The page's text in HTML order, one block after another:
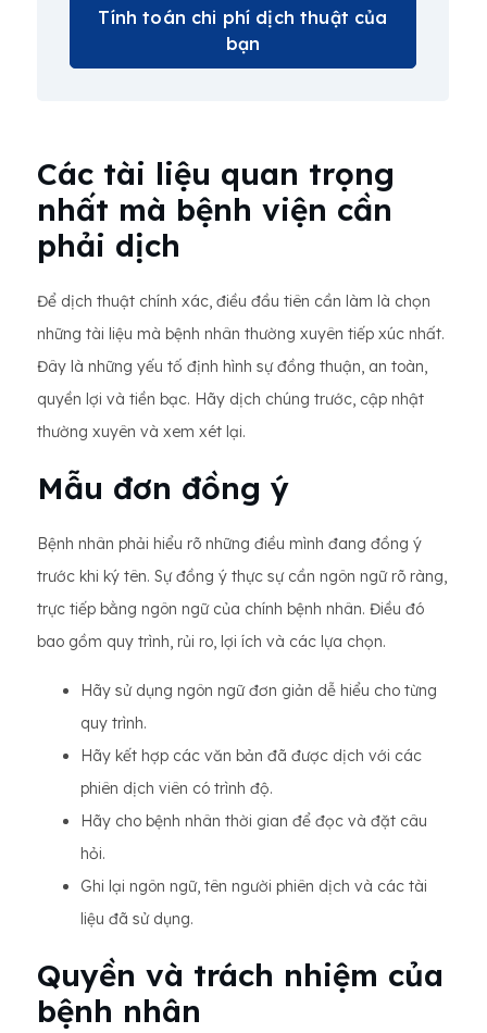
Tính toán chi phí dịch thuật của
bạn
Các tài liệu quan trọng
nhất mà bệnh viện cần
phải dịch
Để dịch thuật chính xác, điều đầu tiên cần làm là chọn
những tài liệu mà bệnh nhân thường xuyên tiếp xúc nhất.
Đây là những yếu tố định hình sự đồng thuận, an toàn,
quyền lợi và tiền bạc. Hãy dịch chúng trước, cập nhật
thường xuyên và xem xét lại.
Mẫu đơn đồng ý
Bệnh nhân phải hiểu rõ những điều mình đang đồng ý
trước khi ký tên. Sự đồng ý thực sự cần ngôn ngữ rõ ràng,
trực tiếp bằng ngôn ngữ của chính bệnh nhân. Điều đó
bao gồm quy trình, rủi ro, lợi ích và các lựa chọn.
Hãy sử dụng ngôn ngữ đơn giản dễ hiểu cho từng
quy trình.
Hãy kết hợp các văn bản đã được dịch với các
phiên dịch viên có trình độ.
Hãy cho bệnh nhân thời gian để đọc và đặt câu
hỏi.
Ghi lại ngôn ngữ, tên người phiên dịch và các tài
liệu đã sử dụng.
Quyền và trách nhiệm của
bệnh nhân